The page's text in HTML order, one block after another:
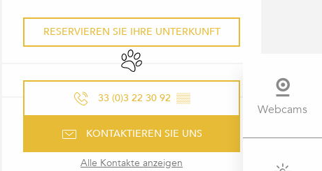
Webcams
RESERVIEREN SIE IHRE UNTERKUNFT
Tiere erlaubt
33 (0)3 22 30 92 ▒▒
KONTAKTIEREN SIE UNS
Alle Kontakte anzeigen